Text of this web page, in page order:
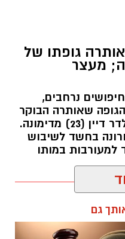
גופתו של
מעצר
נרחבים,
שאותרה הבוקר
סמוך לכביש 40 היא של אלדר דיין (23) מדימונה.
בחשד לשיבוש
במותו
גם